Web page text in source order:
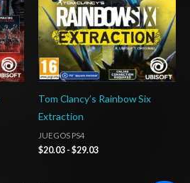
Tom Clancy’s Rainbow Six
Extraction
JUEGOS PS4
$20.03 - $29.03